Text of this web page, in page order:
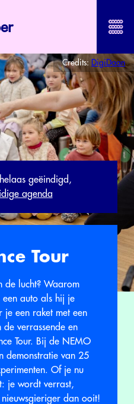
Credits: DigiDaan
geëindigd,
agenda
Tour
de lucht? Waarom
auto als hij je
een raket met een
de verrassende en
Tour. Bij de NEMO
demonstratie van 25
Of je nu
je wordt verrast,
dan ooit!